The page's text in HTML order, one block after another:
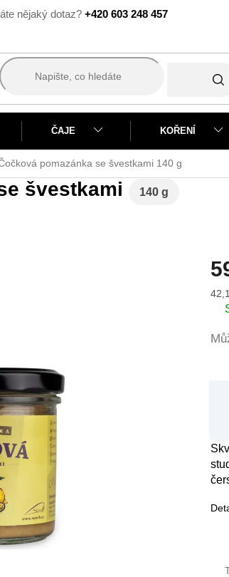
+420 603 248 457
ČAJE KOŘENÍ
pomazánka se švestkami 140 g
švestkami 140 g